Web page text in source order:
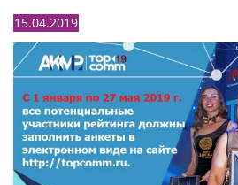
15.04.2019